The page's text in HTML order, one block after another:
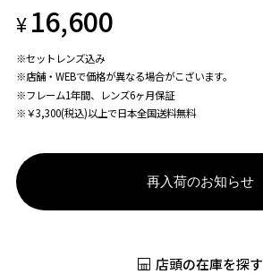
¥16,600
※セットレンズ込み
※店舗・WEBで価格が異なる場合がこざいます。
※フレーム1年間、レンズ6ヶ月保証
※￥3,300(税込)以上で日本全国送料無料
再入荷のお知らせ
店頭の在庫を探す